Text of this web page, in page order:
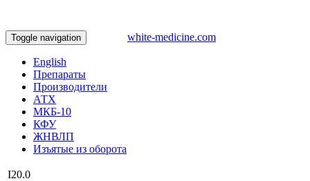
Toggle navigation white-medicine.com
English
Препараты
Производители
АТХ
МКБ-10
КФУ
ЖНВЛП
Изъятые из оборота
I20.0